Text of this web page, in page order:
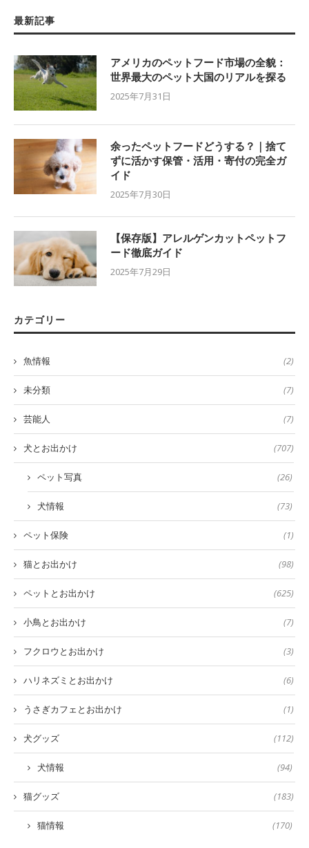
最新記事
アメリカのペットフード市場の全貌：
世界最大のペット大国のリアルを探る
2025年7月31日
余ったペットフードどうする？｜捨て
ずに活かす保管・活用・寄付の完全ガ
イド
2025年7月30日
【保存版】アレルゲンカットペットフ
ード徹底ガイド
2025年7月29日
カテゴリー
魚情報 (2)
未分類 (7)
芸能人 (7)
犬とお出かけ (707)
ペット写真 (26)
犬情報 (73)
ペット保険 (1)
猫とお出かけ (98)
ペットとお出かけ (625)
小鳥とお出かけ (7)
フクロウとお出かけ (3)
ハリネズミとお出かけ (6)
うさぎカフェとお出かけ (1)
犬グッズ (112)
犬情報 (94)
猫グッズ (183)
猫情報 (170)